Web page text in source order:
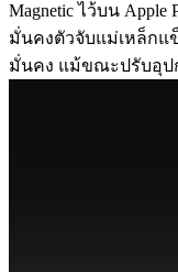
Magnetic ไว้บน Apple
มั่นคงตัวจับแม่เหล็กแ
มั่นคง แม้ขณะปรับอุ